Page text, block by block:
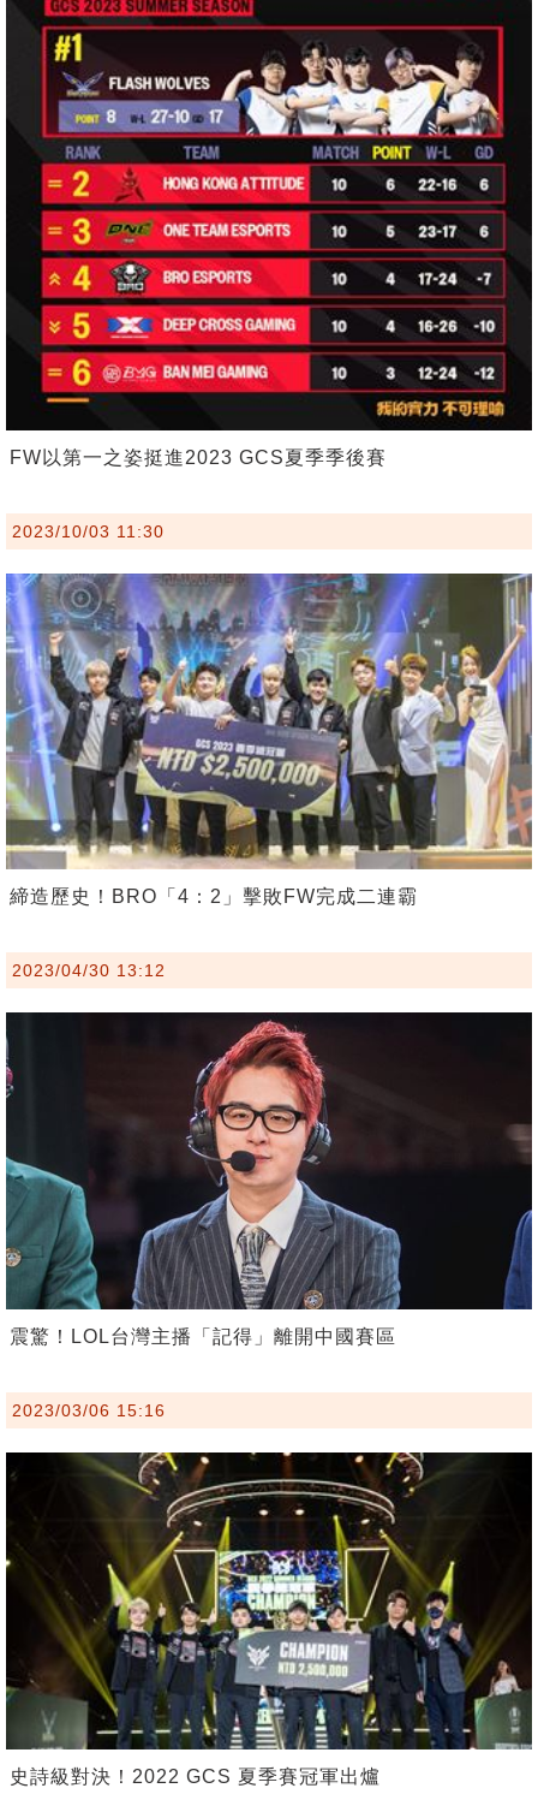
FW以第一之姿挺進2023 GCS夏季季後賽
2023/10/03 11:30
締造歷史！BRO「4：2」擊敗FW完成二連霸
2023/04/30 13:12
震驚！LOL台灣主播「記得」離開中國賽區
2023/03/06 15:16
史詩級對決！2022 GCS 夏季賽冠軍出爐